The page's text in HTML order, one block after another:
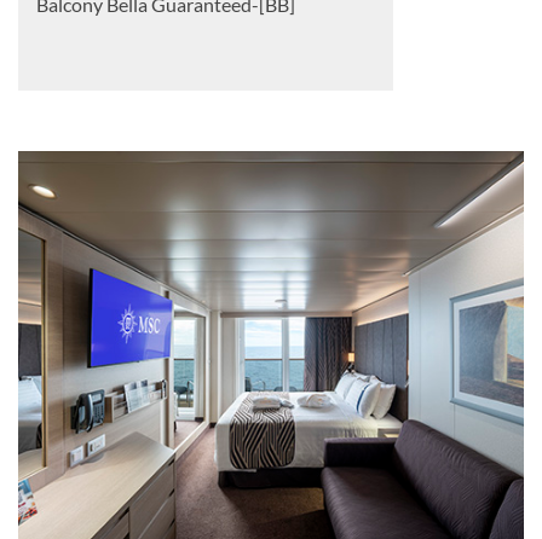
Premium Balkonkabine Aurea-[BGA]
DECK 09
Balkonkabine
Deluxe-Balkon mit eingeschränkter
Aussicht Fantastica-[BP]